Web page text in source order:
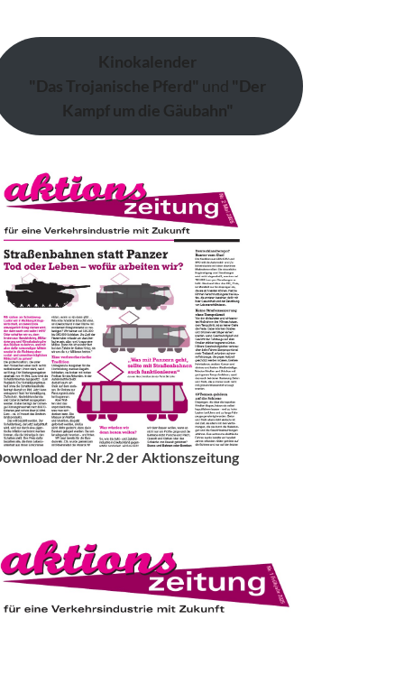
Kinokalender
"Das Trojanische Pferd" und "Der
Kampf um die Gäubahn"
der Nr.2 der Aktionszeitung